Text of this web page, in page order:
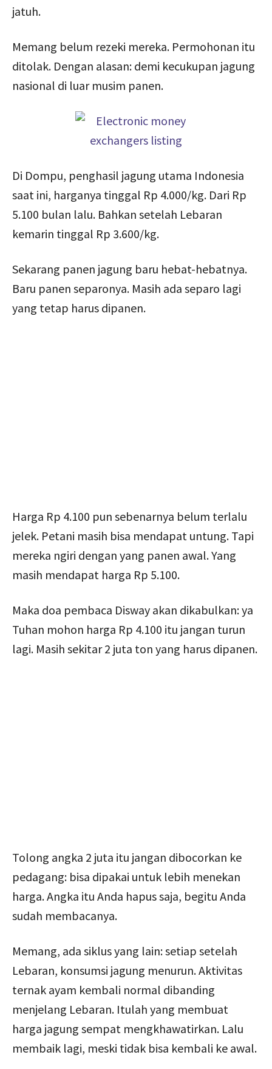
jatuh.
Memang belum rezeki mereka. Permohonan itu
ditolak. Dengan alasan: demi kecukupan jagung
nasional di luar musim panen.
Di Dompu, penghasil jagung utama Indonesia
saat ini, harganya tinggal Rp 4.000/kg. Dari Rp
5.100 bulan lalu. Bahkan setelah Lebaran
kemarin tinggal Rp 3.600/kg.
Sekarang panen jagung baru hebat-hebatnya.
Baru panen separonya. Masih ada separo lagi
yang tetap harus dipanen.
Harga Rp 4.100 pun sebenarnya belum terlalu
jelek. Petani masih bisa mendapat untung. Tapi
mereka ngiri dengan yang panen awal. Yang
masih mendapat harga Rp 5.100.
Maka doa pembaca Disway akan dikabulkan: ya
Tuhan mohon harga Rp 4.100 itu jangan turun
lagi. Masih sekitar 2 juta ton yang harus dipanen.
Tolong angka 2 juta itu jangan dibocorkan ke
pedagang: bisa dipakai untuk lebih menekan
harga. Angka itu Anda hapus saja, begitu Anda
sudah membacanya.
Memang, ada siklus yang lain: setiap setelah
Lebaran, konsumsi jagung menurun. Aktivitas
ternak ayam kembali normal dibanding
menjelang Lebaran. Itulah yang membuat
harga jagung sempat mengkhawatirkan. Lalu
membaik lagi, meski tidak bisa kembali ke awal.